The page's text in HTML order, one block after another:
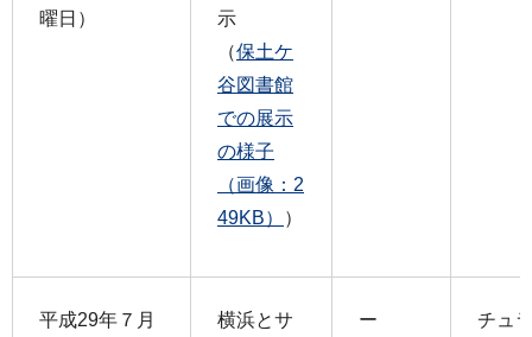
曜日）
示
（保土ケ
谷図書館
での展示
の様子
（画像：2
49KB）
）
平成29年７月
横浜とサ
ー
チュ